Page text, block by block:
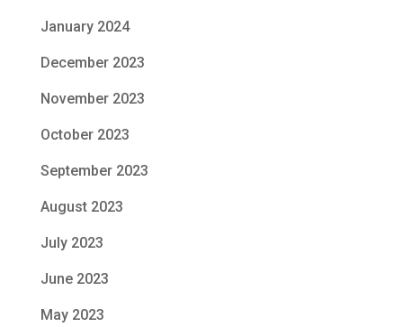
January 2024
December 2023
November 2023
October 2023
September 2023
August 2023
July 2023
June 2023
May 2023